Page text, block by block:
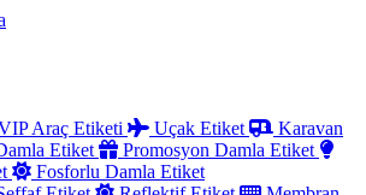
Araç Etiketi Uçak Etiket
Karavan
Etiket
Promosyon Damla Etiket
Fosforlu Damla Etiket